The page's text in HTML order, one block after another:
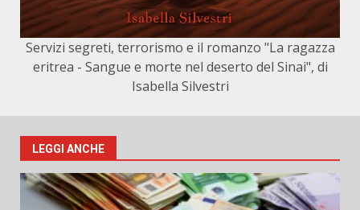
Servizi segreti, terrorismo e il romanzo "La ragazza
eritrea - Sangue e morte nel deserto del Sinai", di
Isabella Silvestri
LEGGI ANCHE